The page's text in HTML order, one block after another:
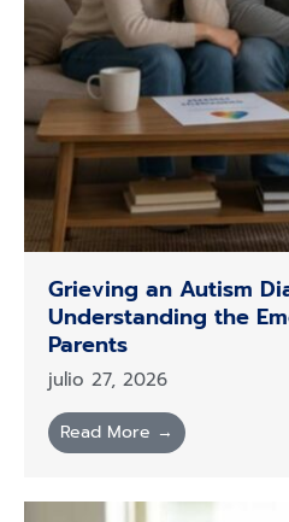
Grieving an Autism
Understanding the
Parents
julio 27, 2026
Read More →